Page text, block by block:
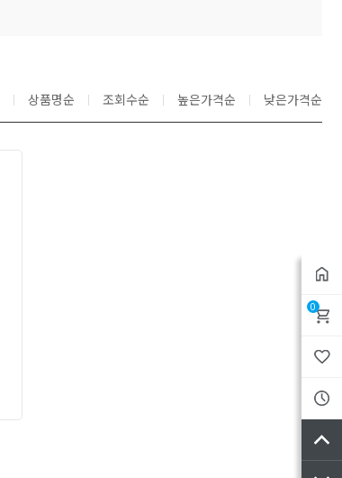
0
상품명순 조회수순 높은가격순 낮은가격순